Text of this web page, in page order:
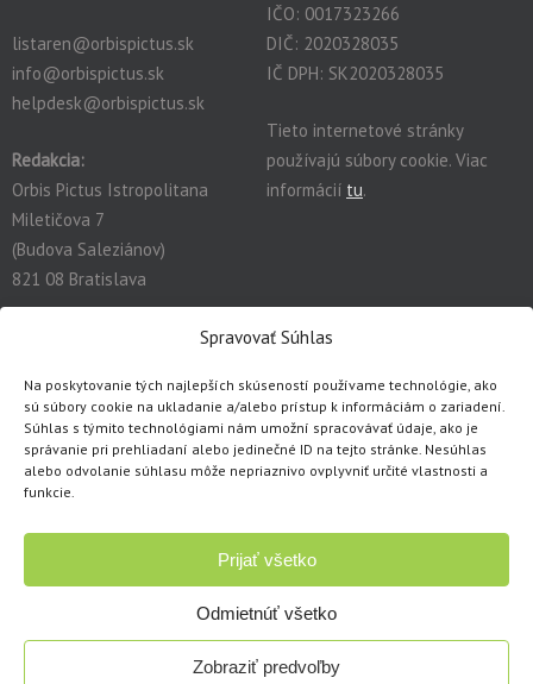
Spravovať Súhlas
Na poskytovanie tých najlepších skúseností používame technológie, ako
sú súbory cookie na ukladanie a/alebo prístup k informáciám o zariadení.
Súhlas s týmito technológiami nám umožní spracovávať údaje, ako je
správanie pri prehliadaní alebo jedinečné ID na tejto stránke. Nesúhlas
alebo odvolanie súhlasu môže nepriaznivo ovplyvniť určité vlastnosti a
funkcie.
Prijať všetko
Odmietnúť všetko
Zobraziť predvoľby
listaren@orbispictus.sk
info@orbispictus.sk
helpdesk@orbispictus.sk
Redakcia:
Orbis Pictus Istropolitana
Miletičova 7
(Budova Saleziánov)
821 08 Bratislava
IČO: 0017323266
DIČ: 2020328035
IČ DPH: SK2020328035
Tieto internetové stránky
používajú súbory cookie. Viac
informácií tu.
Podrobnú dokumentáciu a návody na prácu s E-učebnicami
nájdete tu:https://orbispictus.sk/vyuka-co-naje-fektivnejsie-s-e-
ucebnicami/.
V prípade problémov s e-učebnicami alebo licenciami, prosím
Copyright © 1991 - 2026 Orbis Pictus Istropolitana, spol. s r.o.
šírenie textov, obrázkov, fotografií či ukážok akýmkoľvek mechanickým
alebo elektronickým spôsobom je dovolené len s písomným súhlasom
Orbis Pictus Istropolitana, s r.o.